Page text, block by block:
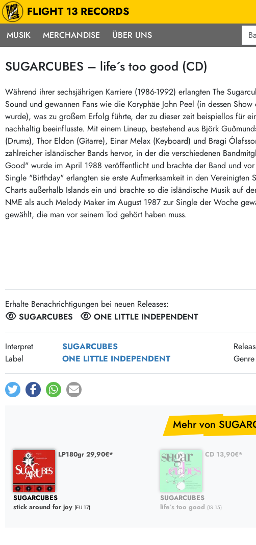
FLIGHT 13 RECORDS
MUSIK
Musik
Alle Neuheiten
Pre-Order
Highlights
Exklusiv & Limitiert
Neu auf Lager
Sonderangebote
Midprice
Mehr…
deutschsprachig
Soundtracks
Punk / HC
Hardcore
Emo
Postpunk / New Wave
Punkrock
60s / Garage
Beat / Surf
60s / Garage / R´n´R
Gitarre
Indierock / Psychedelic
Vintage-Rock / Metal
Electronic
Abstract /
Electronic
Reggae/Ska
Soul /
Ska
Hiphop
Reggae /
MERCHANDISE ÜBER UNS
SUGARCUBES – life´s too good (CD)
Während ihrer sechsjährigen Karriere (1986-1992) erlangten The
Sound und gewannen Fans wie die Koryphäe John Peel (in dessen
wurde), was zu großem Erfolg führte, der zu dieser zeit beispiellos für
nachhaltig beeinflusste. Mit einem Lineup, bestehend aus Björk
(Drums), Thor Eldon (Gitarre), Einar Melax (Keyboard) und Bragi
zahlreicher isländischer Bands hervor, in der die verschiedenen
Good" wurde im April 1988 veröffentlicht und brachte der Band und
Single "Birthday" erlangten sie erste Aufmerksamkeit in den
Charts außerhalb Islands ein und brachte so die isländische Musik auf
NME als auch Melody Maker im August 1987 zur Single der Woche
gewählt, die man vor seinem Tod gehört haben muss.
Erhalte Benachrichtigungen bei neuen Releases:
SUGARCUBES
ONE LITTLE INDEPENDENT
Interpret SUGARCUBES
Label
ONE LITTLE INDEPENDENT Genre
Mehr von
LP180gr 29,90€*
SUGARCUBES
stick around for joy (EU 17)
CD 13,90€*
SUGARCUBES
life´s too good (IS 15)